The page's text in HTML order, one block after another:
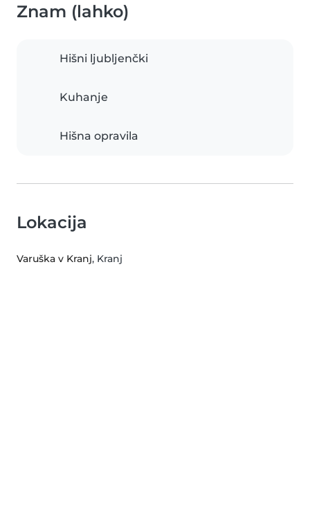
Znam (lahko)
Hišni ljubljenčki
Kuhanje
Hišna opravila
Lokacija
Varuška v Kranj, Kranj